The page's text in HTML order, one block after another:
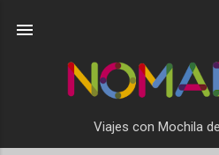
Viajes con Mochila